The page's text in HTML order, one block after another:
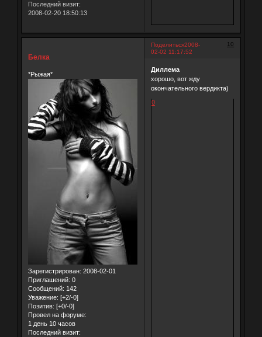
Последний визит:
2008-02-20 18:50:13
Поделиться 10
2008-
02-02 11:17:52
Белка
*Рыжая*
Зарегистрирован: 2008-02-01
Приглашений: 0
Сообщений: 142
Уважение: [+2/-0]
Позитив: [+0/-0]
Провел на форуме:
1 день 10 часов
Последний визит:
Диллема
хорошо, вот жду
окончательного вердикта)
0